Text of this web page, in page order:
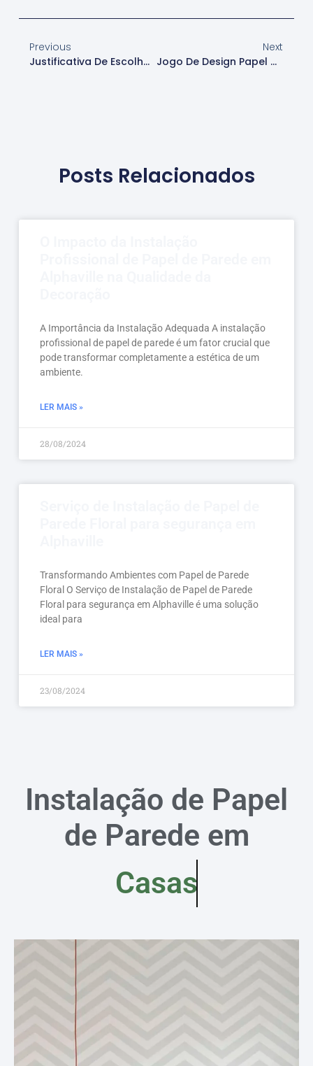
Previous
Justificativa De Escolha De Cores Papel De Parede
Next
Jogo De Design Papel De Parede
Posts Relacionados
A Importância da Instalação Adequada A instalação
profissional de papel de parede é um fator crucial que
pode transformar completamente a estética de um
ambiente.
LER MAIS »
28/08/2024
Transformando Ambientes com Papel de Parede
Floral O Serviço de Instalação de Papel de Parede
Floral para segurança em Alphaville é uma solução
ideal para
LER MAIS »
23/08/2024
Instalação de Papel
de Parede em
Casas